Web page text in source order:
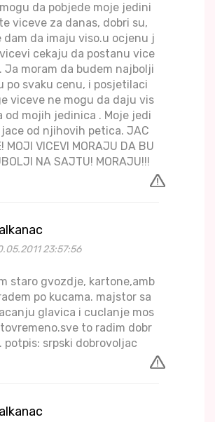
da pobjede moje jedini
viceve za danas, dobri su,
dam da imaju viso.u ocjenu j
cekaju da postanu vice
Ja moram da budem najbolji
po svaku cenu, i posjetilaci
viceve ne mogu da daju vis
od mojih jedinica . Moje jedi
od njihovih petica. JAC
MOJI VICEVI MORAJU DA BU
NA SAJTU! MORAJU!!!
23:57:56
staro gvozdje, kartone,amb
po kucama. majstor sa
glavica i cuclanje mos
to radim dobr
potpis: srpski dobrovoljac